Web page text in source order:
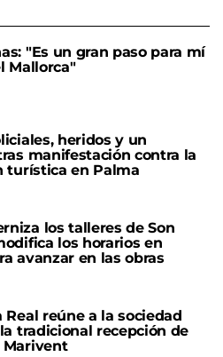
"Es un gran paso para mí
Mallorca"
heridos y un
manifestación contra la
turística en Palma
los talleres de Son
los horarios en
avanzar en las obras
Real reúne a la sociedad
tradicional recepción de
Marivent